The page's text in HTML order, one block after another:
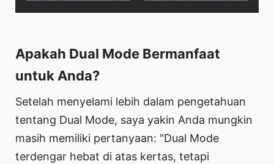
Apakah Dual Mode Bermanfaat
untuk Anda?
Setelah menyelami lebih dalam pengetahuan
tentang Dual Mode, saya yakin Anda mungkin
masih memiliki pertanyaan: "Dual Mode
terdengar hebat di atas kertas, tetapi